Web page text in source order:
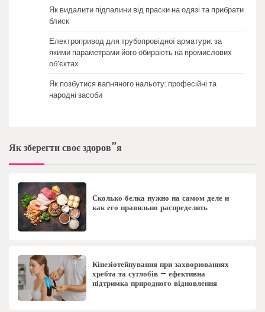
Як видалити підпалини від праски на одязі та прибрати
блиск
Електропривод для трубопровідної арматури: за
якими параметрами його обирають на промислових
об’єктах
Як позбутися вапняного нальоту: професійні та
народні засоби
Як зберегти своє здоров”я
Сколько белка нужно на самом деле и
как его правильно распределить
Кінезіотейпування при захворюваннях
хребта та суглобів – ефективна
підтримка природного відновлення